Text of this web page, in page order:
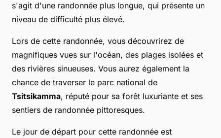
s'agit d'une randonnée plus longue, qui présente un
niveau de difficulté plus élevé.
Lors de cette randonnée, vous découvrirez de
magnifiques vues sur l'océan, des plages isolées et
des rivières sinueuses. Vous aurez également la
chance de traverser le parc national de
Tsitsikamma, réputé pour sa forêt luxuriante et ses
sentiers de randonnée pittoresques.
Le jour de départ pour cette randonnée est